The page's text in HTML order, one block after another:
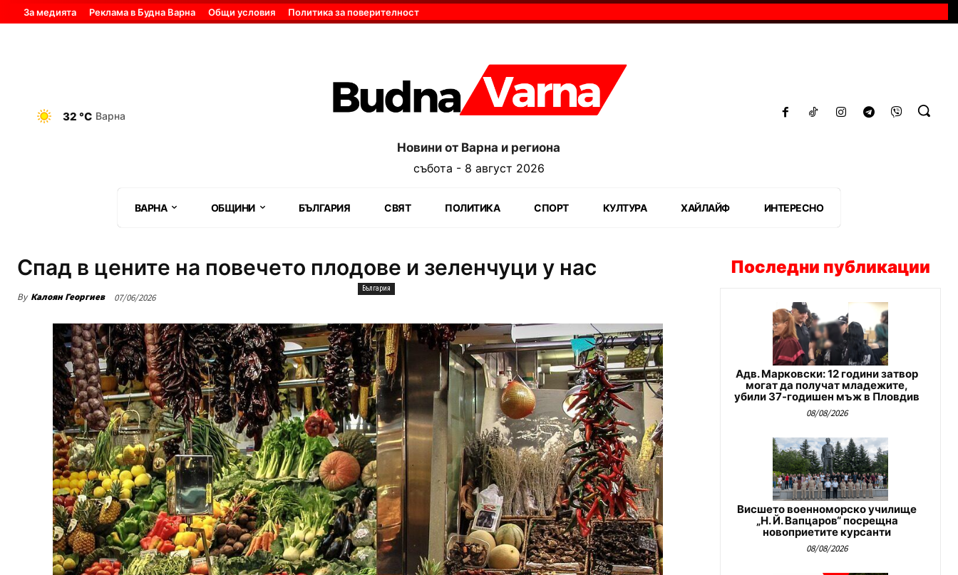
За медията Реклама в Будна Варна Общи условия Политика за поверителност
32 °C Варна
Новини от Варна и региона
събота - 8 август 2026
ВАРНА ОБЩИНИ БЪЛГАРИЯ СВЯТ ПОЛИТИКА СПОРТ КУЛТУРА ХАЙЛАЙФ ИНТЕРЕСНО
Спад в цените на повечето плодове и зеленчуци у нас
By Калоян Георгиев 07/06/2026
България
Последни публикации
Адв. Марковски: 12 години затвор
могат да получат младежите,
убили 37-годишен мъж в Пловдив
08/08/2026
Висшето военноморско училище
„Н. Й. Вапцаров“ посрещна
новоприетите курсанти
08/08/2026